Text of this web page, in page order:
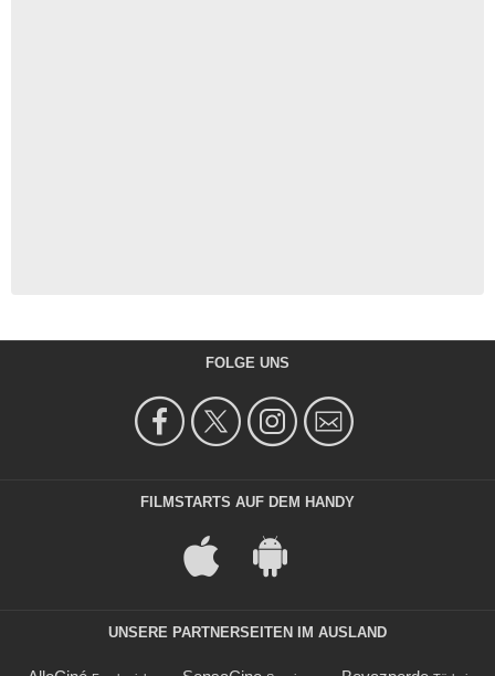
FOLGE UNS
FILMSTARTS AUF DEM HANDY
UNSERE PARTNERSEITEN IM AUSLAND